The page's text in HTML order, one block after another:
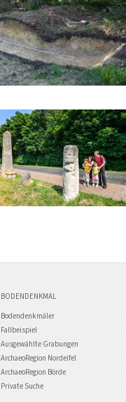
BODENDENKMAL
Bodendenkmäler
Fallbeispiel
Ausgewählte Grabungen
ArchaeoRegion Nordeifel
ArchaeoRegion Börde
Private Suche